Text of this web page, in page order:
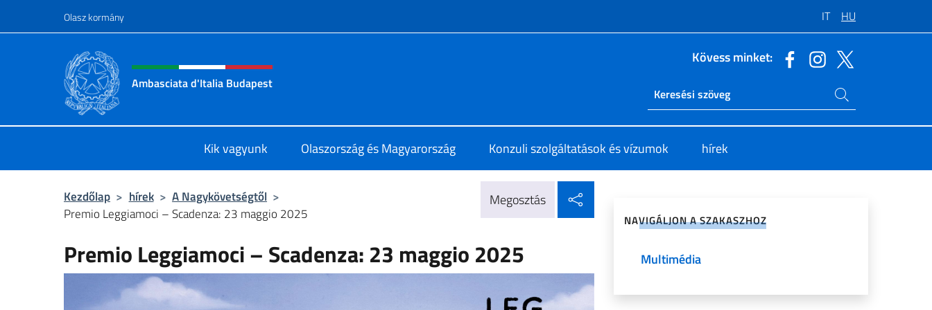
Olasz kormány IT HU
Intestazione sito, social e menù
Ambasciata d'Italia Budapest
Kövess minket:
Ricerca sito live
Keresés az oldalon
Kik vagyunk Olaszország és Magyarország Konzuli szolgáltatások és vízumok hírek
Kezdőlap > hírek > A Nagykövetségtől >
Premio Leggiamoci – Scadenza: 23 maggio 2025
Megosztás
Premio Leggiamoci – Scadenza: 23 maggio 2025
NAVIGÁLJON A SZAKASZHOZ
Multimédia